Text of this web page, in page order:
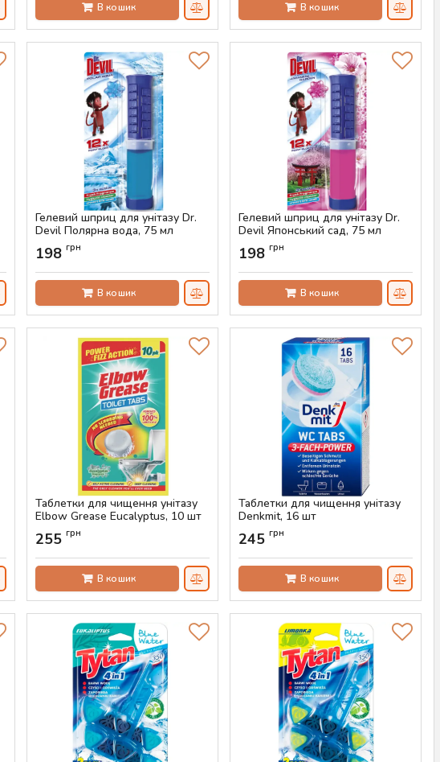
В кошик В кошик
Гелевий шприц для унітазу Dr.
Devil Полярна вода, 75 мл
Артикул:AS-00426
198 грн
В кошик
Гелевий шприц для унітазу Dr.
Devil Японський сад, 75 мл
Артикул:AS-00425
198 грн
В кошик
Таблетки для чищення унітазу
Elbow Grease Eucalyptus, 10 шт
Артикул:AS-00422
255 грн
В кошик
Таблетки для чищення унітазу
Denkmit, 16 шт
Артикул:AS-00421
245 грн
В кошик